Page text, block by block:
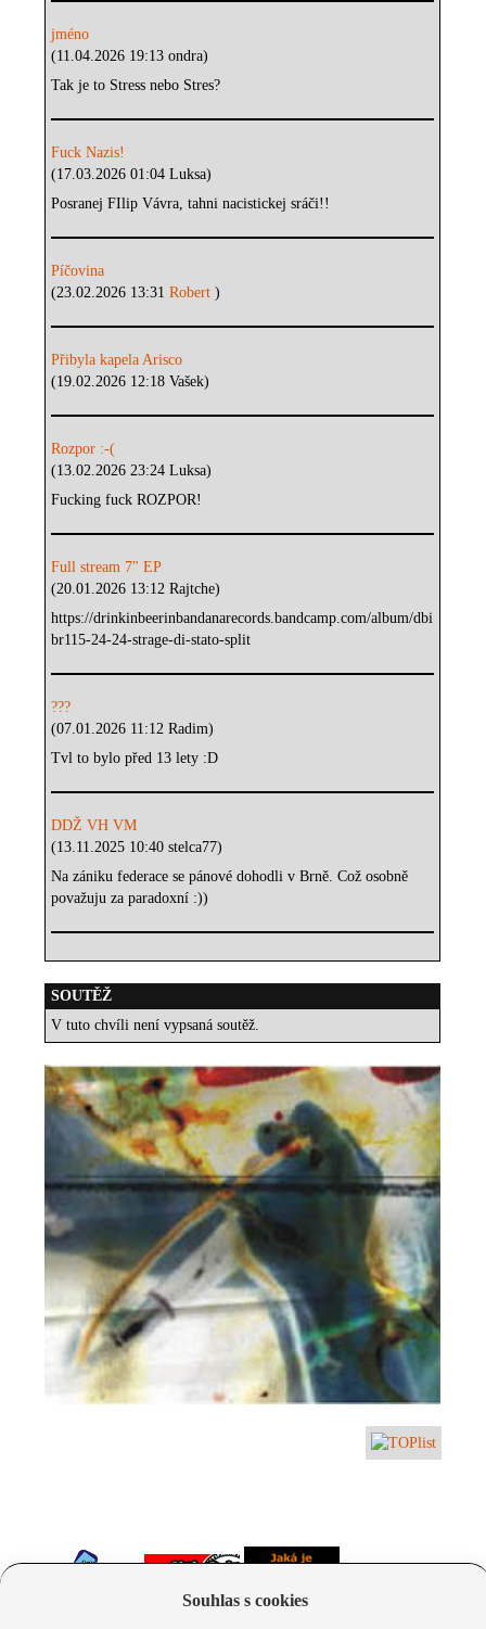
jméno
(11.04.2026 19:13 ondra)
Tak je to Stress nebo Stres?
Fuck Nazis!
(17.03.2026 01:04 Luksa)
Posranej FIlip Vávra, tahni nacistickej sráči!!
Píčovina
(23.02.2026 13:31Robert)
Přibyla kapela Arisco
(19.02.2026 12:18 Vašek)
Rozpor :-(
(13.02.2026 23:24 Luksa)
Fucking fuck ROZPOR!
Full stream 7" EP
(20.01.2026 13:12 Rajtche)
https://drinkinbeerinbandanarecords.bandcamp.com/album/dbi
br115-24-24-strage-di-stato-split
???
(07.01.2026 11:12 Radim)
Tvl to bylo před 13 lety :D
DDŽ VH VM
(13.11.2025 10:40 stelca77)
Na zániku federace se pánové dohodli v Brně. Což osobně
považuju za paradoxní :))
SOUTĚŽ
V tuto chvíli není vypsaná soutěž.
Souhlas s cookies